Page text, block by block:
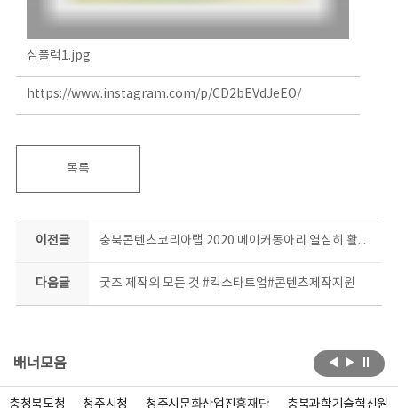
심플럭1.jpg
https://www.instagram.com/p/CD2bEVdJeEO/
목록
이전글 충북콘텐츠코리아랩 2020 메이커동아리 열심히 활동중 #사고다발지역 #포토존
다음글 굿즈 제작의 모든 것 #킥스타트업#콘텐츠제작지원
배너모음
충청북도청 청주시청 청주시문화산업진흥재단 충북과학기술혁신원